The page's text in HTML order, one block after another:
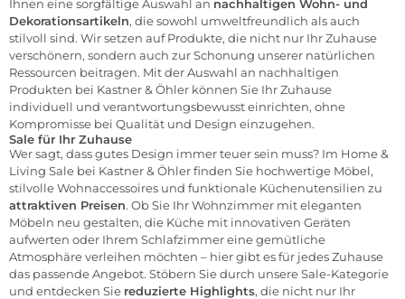
Ihnen eine sorgfältige Auswahl an nachhaltigen Wohn- und
Dekorationsartikeln, die sowohl umweltfreundlich als auch
stilvoll sind. Wir setzen auf Produkte, die nicht nur Ihr Zuhause
verschönern, sondern auch zur Schonung unserer natürlichen
Ressourcen beitragen. Mit der Auswahl an nachhaltigen
Produkten bei Kastner & Öhler können Sie Ihr Zuhause
individuell und verantwortungsbewusst einrichten, ohne
Kompromisse bei Qualität und Design einzugehen.
Sale für Ihr Zuhause
Wer sagt, dass gutes Design immer teuer sein muss? Im Home &
Living Sale bei Kastner & Öhler finden Sie hochwertige Möbel,
stilvolle Wohnaccessoires und funktionale Küchenutensilien zu
attraktiven Preisen. Ob Sie Ihr Wohnzimmer mit eleganten
Möbeln neu gestalten, die Küche mit innovativen Geräten
aufwerten oder Ihrem Schlafzimmer eine gemütliche
Atmosphäre verleihen möchten – hier gibt es für jedes Zuhause
das passende Angebot. Stöbern Sie durch unsere Sale-Kategorie
und entdecken Sie reduzierte Highlights, die nicht nur Ihr